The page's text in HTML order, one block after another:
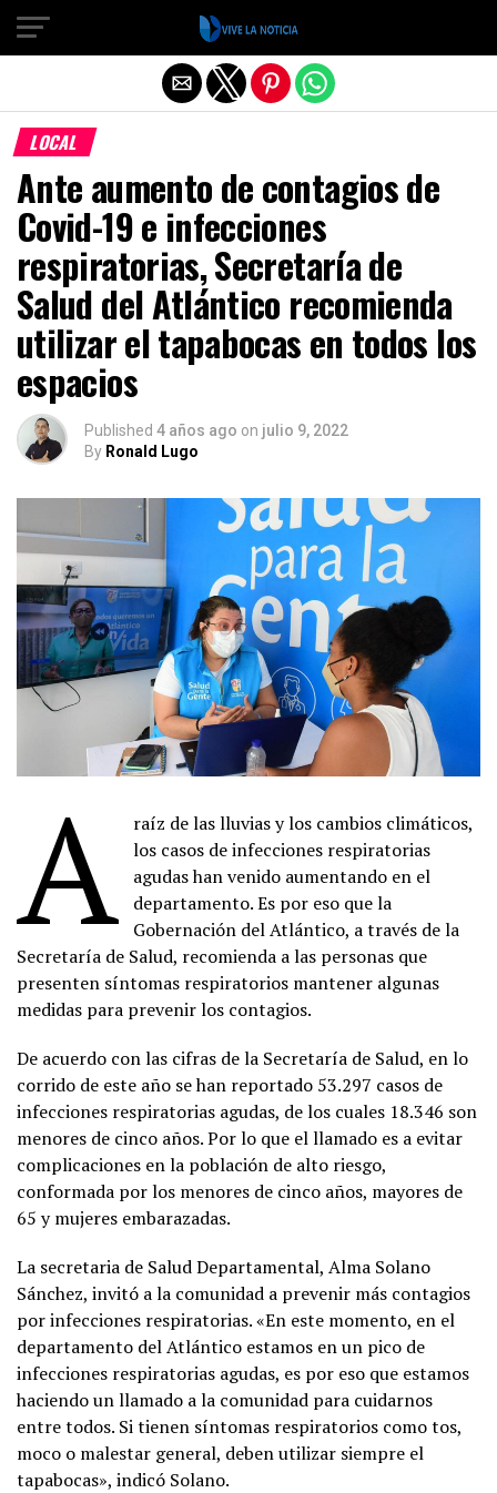
LOCAL
Ante aumento de contagios de
Covid-19 e infecciones
respiratorias, Secretaría de
Salud del Atlántico recomienda
utilizar el tapabocas en todos los
espacios
Published 4 años ago on julio 9, 2022
By Ronald Lugo
A
raíz de las lluvias y los cambios climáticos,
los casos de infecciones respiratorias
agudas han venido aumentando en el
departamento. Es por eso que la
Gobernación del Atlántico, a través de la
Secretaría de Salud, recomienda a las personas que
presenten síntomas respiratorios mantener algunas
medidas para prevenir los contagios.
De acuerdo con las cifras de la Secretaría de Salud, en lo
corrido de este año se han reportado 53.297 casos de
infecciones respiratorias agudas, de los cuales 18.346 son
menores de cinco años. Por lo que el llamado es a evitar
complicaciones en la población de alto riesgo,
conformada por los menores de cinco años, mayores de
65 y mujeres embarazadas.
La secretaria de Salud Departamental, Alma Solano
Sánchez, invitó a la comunidad a prevenir más contagios
por infecciones respiratorias. «En este momento, en el
departamento del Atlántico estamos en un pico de
infecciones respiratorias agudas, es por eso que estamos
haciendo un llamado a la comunidad para cuidarnos
entre todos. Si tienen síntomas respiratorios como tos,
moco o malestar general, deben utilizar siempre el
tapabocas», indicó Solano.
Salir de la versión móvil